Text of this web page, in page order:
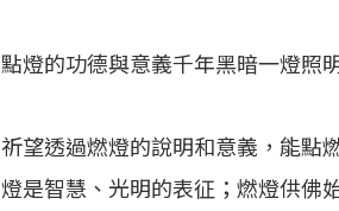
點燈的功德與意義千年黑暗一燈照
祈望透過燃燈的說明和意義，能點
燈是智慧、光明的表征；燃燈供佛